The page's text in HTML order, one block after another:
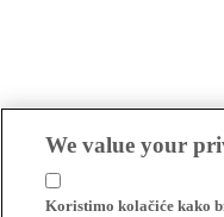
We value your
Koristimo kolačiće kako